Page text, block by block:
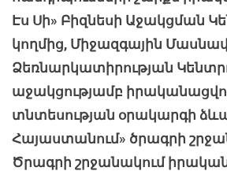
Էս Սի» Բիզնեսի Աջակցման
կողմից, Միջազգային
Ձեռնարկատիրության
աջակցությամբ
տնտեսության օրակարգի
Հայաստանում» ծրագրի
Ծրագրի շրջանակում